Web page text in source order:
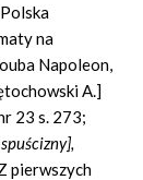
na
Napoleon,
A.]
23 s. 273;
pierwszych